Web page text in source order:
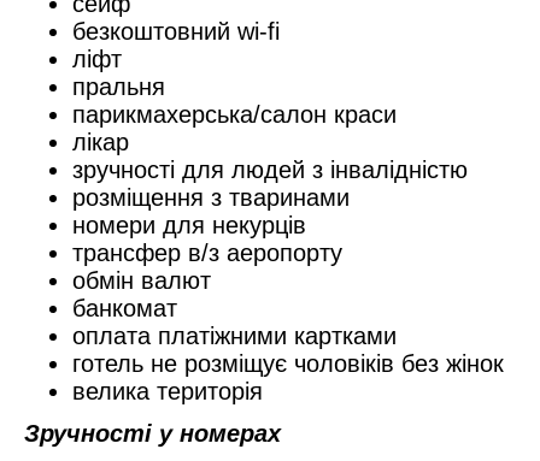
безкоштовний wi-fi
ліфт
пральня
парикмахерська/салон краси
лікар
зручності для людей з інвалідністю
розміщення з тваринами
номери для некурців
трансфер в/з аеропорту
обмін валют
банкомат
оплата платіжними картками
готель не розміщує чоловіків без жінок
велика територія
Зручності у номерах